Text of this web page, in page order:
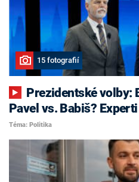
15 fotografií
Pavel vs. Babiš?
Téma: Politika